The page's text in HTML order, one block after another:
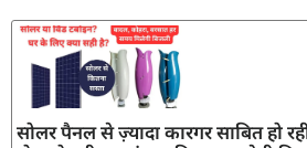
सोलर पैनल से ज़्यादा कारगर साबित हो